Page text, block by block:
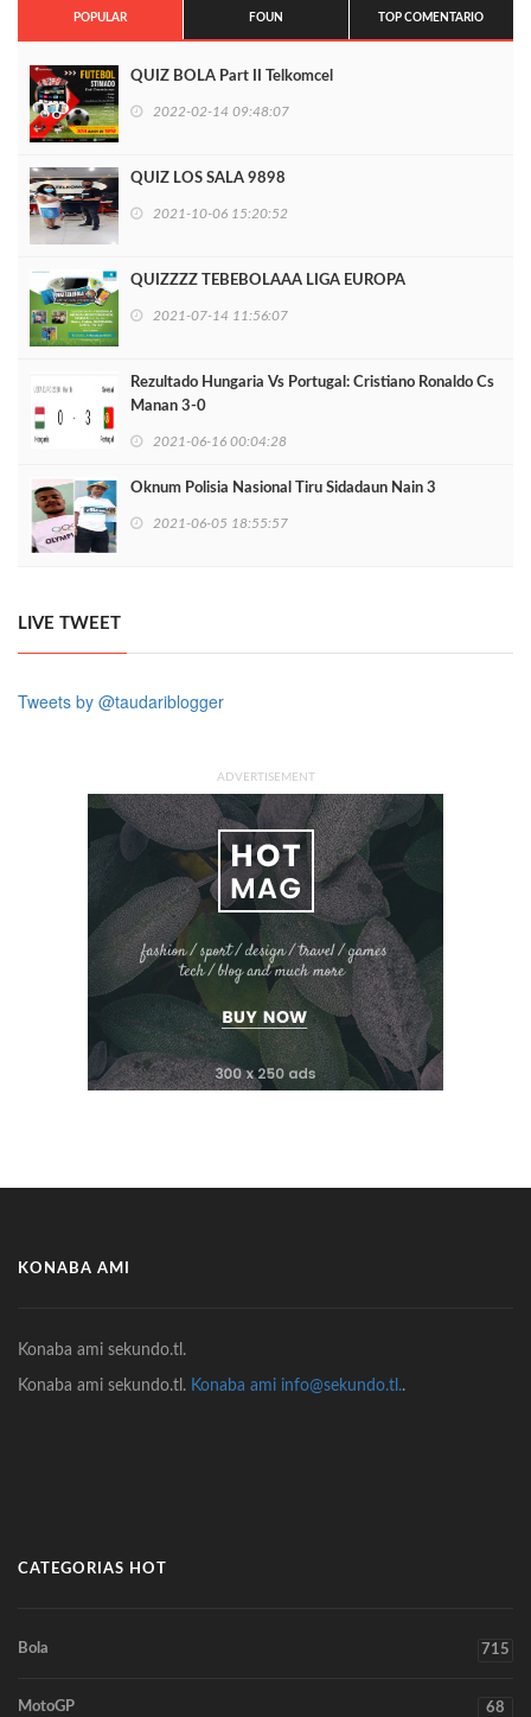
POPULAR FOUN TOP COMENTARIO
QUIZ BOLA Part II Telkomcel
2022-02-14 09:48:07
QUIZ LOS SALA 9898
2021-10-06 15:20:52
QUIZZZZ TEBEBOLAAA LIGA EUROPA
2021-07-14 11:56:07
Rezultado Hungaria Vs Portugal: Cristiano Ronaldo Cs
Manan 3-0
2021-06-16 00:04:28
Oknum Polisia Nasional Tiru Sidadaun Nain 3
2021-06-05 18:55:57
LIVE TWEET
Tweets by @taudariblogger
ADVERTISEMENT
KONABA AMI
Konaba ami sekundo.tl.
Konaba ami sekundo.tl. Konaba ami info@sekundo.tl..
CATEGORIAS HOT
Bola 715
MotoGP 68